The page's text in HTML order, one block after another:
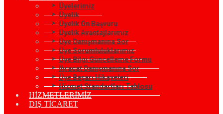
Üyelerimiz
Üyelik
Üyelik Ön Başvuru
Üyelik Avantajlarımız
Üye Danışmanına Sor
Üye Sorumluluklarımız
Üye Bilgi Güncelleme Formu
İhracat Danışmanına Sor
Üye Başarı Hikayeleri
Hizmet Standartları Tablosu
HİZMETLERİMİZ
DIŞ TİCARET